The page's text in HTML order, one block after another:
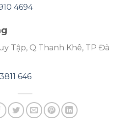
4694
Tập, Q Thanh Khê, TP Đà
646